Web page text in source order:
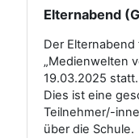
Elternabend
Der
„Medienwelten
19.03.2025 statt.
Dies ist eine
Teilnehmer/-
über die Schule.